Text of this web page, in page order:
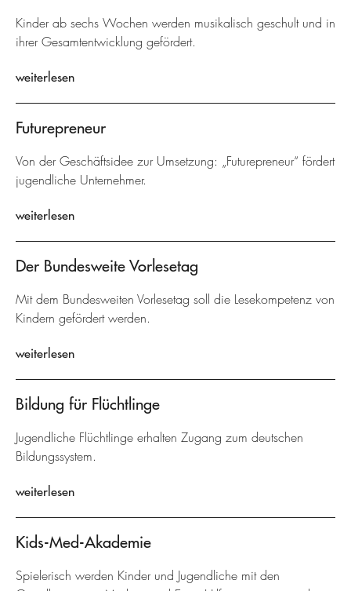
Kinder ab sechs Wochen werden musikalisch geschult und in
ihrer Gesamtentwicklung gefördert.
weiterlesen
Futurepreneur
Von der Geschäftsidee zur Umsetzung: „Futurepreneur“ fördert
jugendliche Unternehmer.
weiterlesen
Der Bundesweite Vorlesetag
Mit dem Bundesweiten Vorlesetag soll die Lesekompetenz von
Kindern gefördert werden.
weiterlesen
Bildung für Flüchtlinge
Jugendliche Flüchtlinge erhalten Zugang zum deutschen
Bildungssystem.
weiterlesen
Kids-Med-Akademie
Spielerisch werden Kinder und Jugendliche mit den